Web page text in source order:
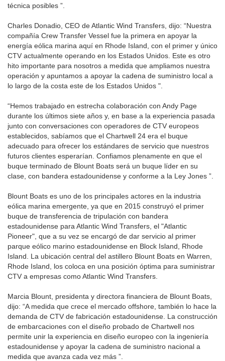
técnica posibles ”.
Charles Donadio, CEO de Atlantic Wind Transfers, dijo: “Nuestra
compañía Crew Transfer Vessel fue la primera en apoyar la
energía eólica marina aquí en Rhode Island, con el primer y único
CTV actualmente operando en los Estados Unidos. Este es otro
hito importante para nosotros a medida que ampliamos nuestra
operación y apuntamos a apoyar la cadena de suministro local a
lo largo de la costa este de los Estados Unidos ".
“Hemos trabajado en estrecha colaboración con Andy Page
durante los últimos siete años y, en base a la experiencia pasada
junto con conversaciones con operadores de CTV europeos
establecidos, sabíamos que el Chartwell 24 era el buque
adecuado para ofrecer los estándares de servicio que nuestros
futuros clientes esperarían. Confiamos plenamente en que el
buque terminado de Blount Boats será un buque líder en su
clase, con bandera estadounidense y conforme a la Ley Jones ”.
Blount Boats es uno de los principales actores en la industria
eólica marina emergente, ya que en 2015 construyó el primer
buque de transferencia de tripulación con bandera
estadounidense para Atlantic Wind Transfers, el "Atlantic
Pioneer", que a su vez se encargó de dar servicio al primer
parque eólico marino estadounidense en Block Island, Rhode
Island. La ubicación central del astillero Blount Boats en Warren,
Rhode Island, los coloca en una posición óptima para suministrar
CTV a empresas como Atlantic Wind Transfers.
Marcia Blount, presidenta y directora financiera de Blount Boats,
dijo: “A medida que crece el mercado offshore, también lo hace la
demanda de CTV de fabricación estadounidense. La construcción
de embarcaciones con el diseño probado de Chartwell nos
permite unir la experiencia en diseño europeo con la ingeniería
estadounidense y apoyar la cadena de suministro nacional a
medida que avanza cada vez más ”.